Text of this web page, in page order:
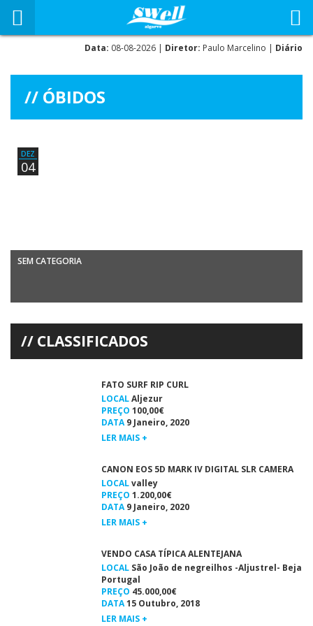
Data: 08-08-2026 | Diretor: Paulo Marcelino | Diário
ÓBIDOS
DEZ
04
SEM CATEGORIA
Windsurf – Nacional de Slalom Campofrio 2012 MIGUEL MARTINHO
Agosto (foto: Paulo […]
CLASSIFICADOS
FATO SURF RIP CURL
LOCALAljezur
PREÇO 100,00€
DATA9 Janeiro, 2020
LER MAIS +
CANON EOS 5D MARK IV DIGITAL SLR CAMERA
LOCALvalley
PREÇO 1.200,00€
DATA9 Janeiro, 2020
LER MAIS +
VENDO CASA TÍPICA ALENTEJANA
LOCAL São João de negreilhos -Aljustrel- Beja
Portugal
PREÇO 45.000,00€
DATA15 Outubro, 2018
LER MAIS +